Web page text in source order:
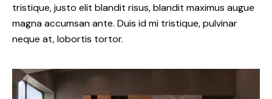
tristique, justo elit blandit risus, blandit maximus augue
magna accumsan ante. Duis id mi tristique, pulvinar
neque at, lobortis tortor.